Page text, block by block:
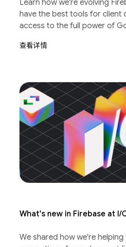
Learn how we're evolving
have the best tools for client
access to the full power of
查看详情
What's new in Firebase at I/
We shared how we're